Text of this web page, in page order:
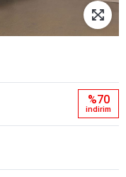
%70
i̇ndi̇ri̇m